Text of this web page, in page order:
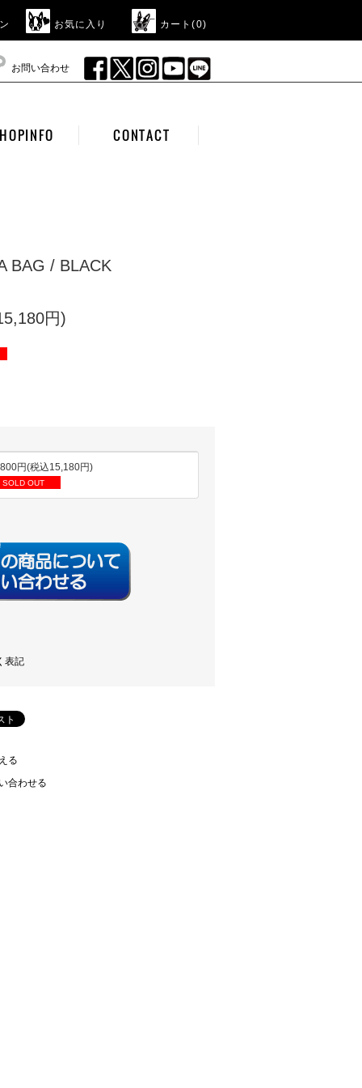
お気に入り カート(0)
お問い合わせ
CONTACT
BAG / BLACK
円)
円(税込15,180円)
SOLD OUT
表記
る
合わせる